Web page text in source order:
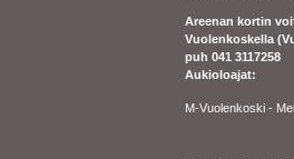
Areenan kortin
Vuolenkoskella
puh 041 3117258
Aukioloajat:
M-Vuolenkoski -